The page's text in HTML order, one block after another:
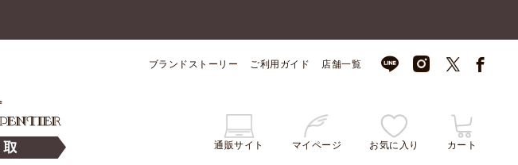
ブランドストーリー ご利用ガイド 店舗一覧
通販サイト マイページ お気に入り カート